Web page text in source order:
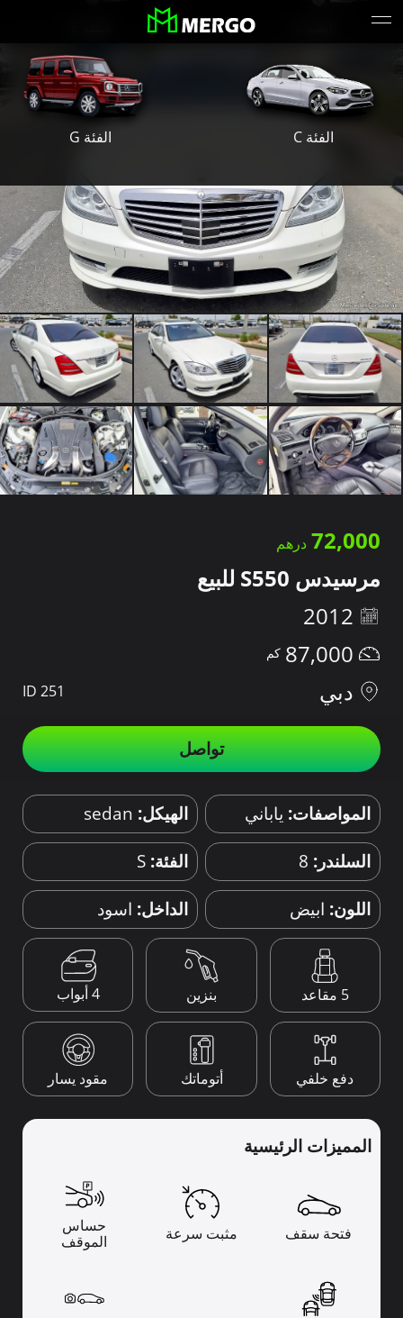
الفئة C الفئة G
72,000
مرسيدس S550 للبيع
2012
87,000
دبي
ID 251
تواصل
المواصفات: ياباني الهيكل: sedan
السلندر: 8 الفئة: S
اللون: ابيض الداخل: اسود
5 مقاعد بنزين 4 أبواب
دفع خلفي أتوماتك مقود يسار
المميزات الرئيسية
فتحة سقف مثبت سرعة
حساس
الموقف